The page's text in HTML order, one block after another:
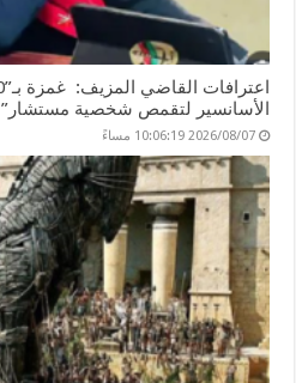
الأسانسير لتقمص شخصية مستشار”
2026/08/07 10:06:19 مساءً